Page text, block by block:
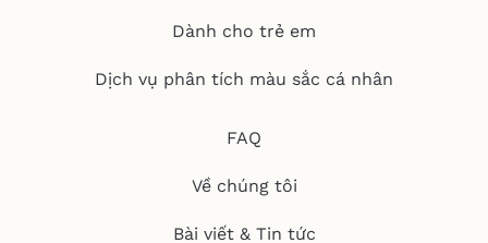
Dành cho trẻ em
Dịch vụ phân tích màu sắc cá nhân
FAQ
Về chúng tôi
Bài viết & Tin tức